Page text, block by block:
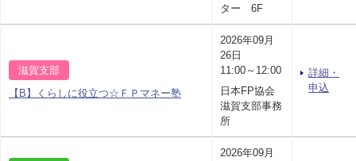
ター 6F
滋賀支部
【B】くらしに役立つ☆ＦＰマネー塾
2026年09月
26日
11:00～12:00
日本FP協会
滋賀支部事務
所
詳細・
申込
2026年09月